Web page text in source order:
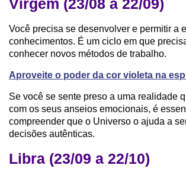
Virgem (23/08 a 22/09)
Você precisa se desenvolver e permitir a
conhecimentos. É um ciclo em que
conhecer novos métodos de trabalho.
Aproveite o poder da cor violeta na
Se você se sente preso a uma realidade
com os seus anseios emocionais, é
compreender que o Universo o ajuda a
decisões autênticas.
Libra (23/09 a 22/10)